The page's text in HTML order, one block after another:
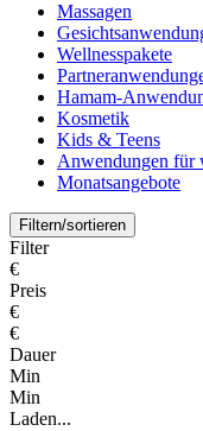
Massagen
Wellnesspakete
Hamam-
Kosmetik
Kids & Teens
Anwendungen für
Monatsangebote
Filtern/sortieren
Filter
€
Preis
€
€
Dauer
Min
Min
Laden...